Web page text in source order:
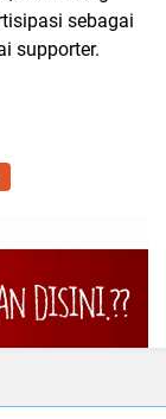
sebagai
supporter.